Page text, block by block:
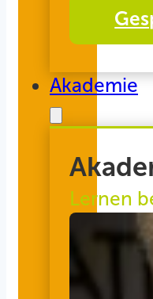
Akademie
Lernen